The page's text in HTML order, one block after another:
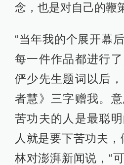
念，也是对自己的鞭
“当年我的个展开幕
每一件作品都进行
俨少先生题词以后
者慧》三字赠我。
苦功夫的人是最聪
人就是要下苦功夫，
林对澎湃新闻说，“